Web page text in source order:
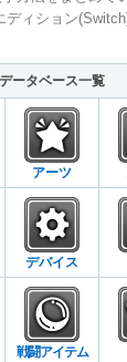
ディション
データベース一覧
アーツ
デバイス
戦闘アイテム